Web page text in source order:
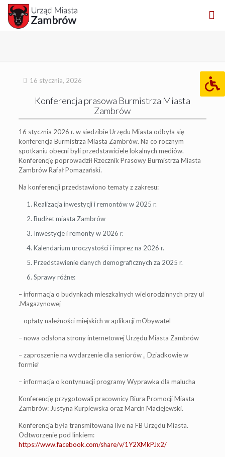
16 stycznia, 2026
Konferencja prasowa Burmistrza Miasta
Zambrów
16 stycznia 2026 r. w siedzibie Urzędu Miasta odbyła się
konferencja Burmistrza Miasta Zambrów. Na co rocznym
spotkaniu obecni byli przedstawiciele lokalnych mediów.
Konferencję poprowadził Rzecznik Prasowy Burmistrza Miasta
Zambrów Rafał Pomazański.
Na konferencji przedstawiono tematy z zakresu:
Realizacja inwestycji i remontów w 2025 r.
Budżet miasta Zambrów
Inwestycje i remonty w 2026 r.
Kalendarium uroczystości i imprez na 2026 r.
Przedstawienie danych demograficznych za 2025 r.
Sprawy różne:
– informacja o budynkach mieszkalnych wielorodzinnych przy ul
.Magazynowej
– opłaty należności miejskich w aplikacji mObywatel
– nowa odsłona strony internetowej Urzędu Miasta Zambrów
– zaproszenie na wydarzenie dla seniorów „ Dziadkowie w
formie”
– informacja o kontynuacji programy Wyprawka dla malucha
Konferencję przygotowali pracownicy Biura Promocji Miasta
Zambrów: Justyna Kurpiewska oraz Marcin Maciejewski.
Konferencja była transmitowana live na FB Urzędu Miasta.
Odtworzenie pod linkiem:
https://www.facebook.com/share/v/1Y2XMkPJx2/